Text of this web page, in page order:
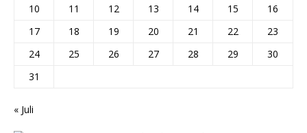
10
11 12 13 14 15
16
17
18 19 20 21 22
23
24
25 26 27 28 29
30
31
« Juli